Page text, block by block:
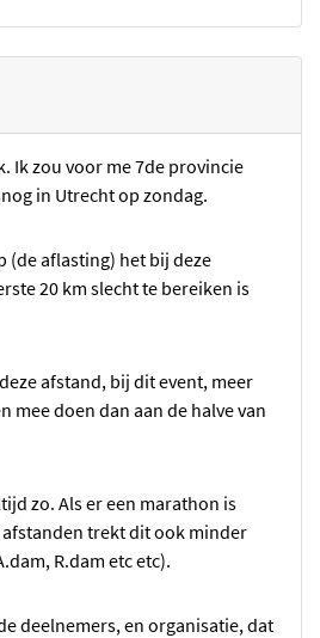
Ik zou voor me 7de provincie
in Utrecht op zondag.
(de aflasting) het bij deze
20 km slecht te bereiken is
afstand, bij dit event, meer
mee doen dan aan de halve van
zo. Als er een marathon is
trekt dit ook minder
R.dam etc etc).
deelnemers, en organisatie, dat